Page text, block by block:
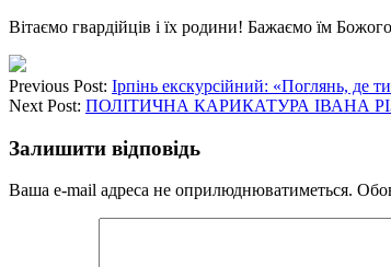
Вітаємо гвардійців і їх родини! Бажаємо їм
Previous Post: Ірпінь екскурсійний: «Поглянь, де
Next Post: ПОЛІТИЧНА КАРИКАТУРА ІВАНА
Залишити відповідь
Ваша e-mail адреса не оприлюднюватиметься.